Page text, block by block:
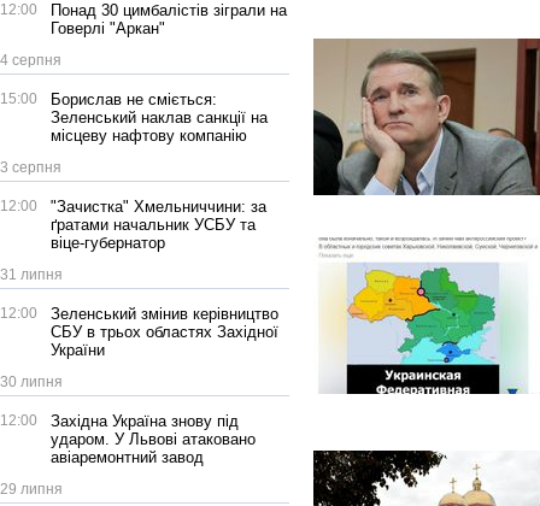
12:00
Понад 30 цимбалістів зіграли на
Говерлі "Аркан"
4 серпня
15:00
Борислав не сміється:
Зеленський наклав санкції на
місцеву нафтову компанію
3 серпня
12:00
"Зачистка" Хмельниччини: за
ґратами начальник УСБУ та
віце-губернатор
31 липня
12:00
Зеленський змінив керівництво
СБУ в трьох областях Західної
України
30 липня
12:00
Західна Україна знову під
ударом. У Львові атаковано
авіаремонтний завод
29 липня